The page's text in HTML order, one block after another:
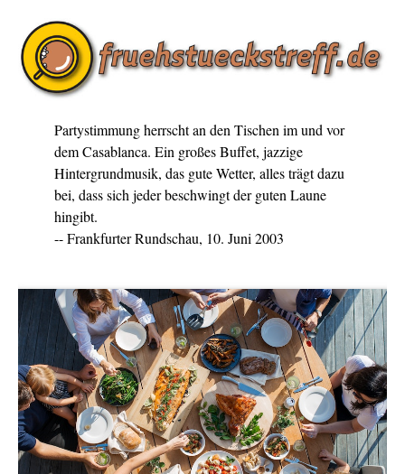
Partystimmung herrscht an den Tischen im und vor
dem Casablanca. Ein großes Buffet, jazzige
Hintergrundmusik, das gute Wetter, alles trägt dazu
bei, dass sich jeder beschwingt der guten Laune
hingibt.
-- Frankfurter Rundschau, 10. Juni 2003